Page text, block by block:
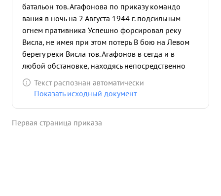
батальон тов. Агафонова по приказу командо
вания в ночь на 2 Августа 1944 г. подсильным
огнем пративника Успешно форсировал реку
Висла, не имея при этом потерь В бою на Левом
берегу реки Висла тов. Агафонов в сегда и в
любой обстановке, находясь непосредственно
среди бойцов своего батальона нераз поличной
Инициативе из различной оружия разил еще
Агафонов выставил на открытыю позицию
Текст распознан автоматически
Показать исходный документ
Первая страница приказа